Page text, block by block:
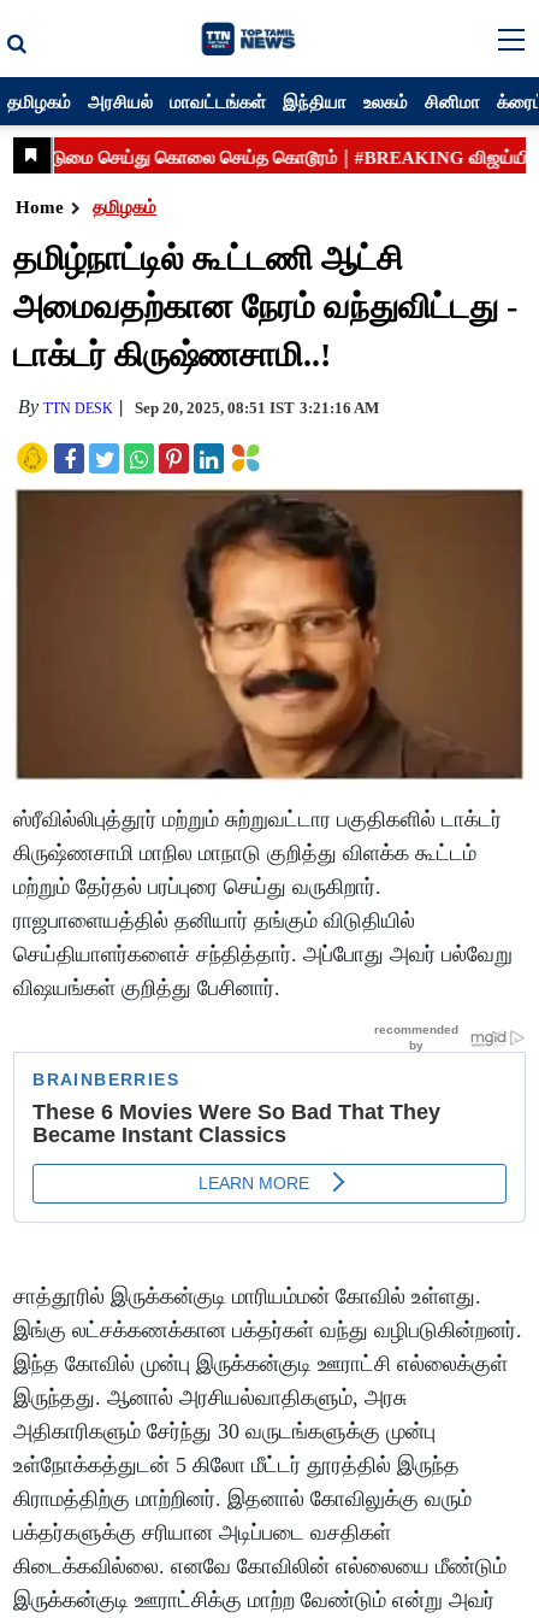
தமிழகம் அரசியல் மாவட்டங்கள் இந்தியா உலகம் சினிமா
Home தமிழகம்
தமிழ்நாட்டில் கூட்டணி ஆட்சி
அமைவதற்கான நேரம் வந்துவிட்டது -
டாக்டர் கிருஷ்ணசாமி..!
ByTTN DESK Sep 20, 2025, 08:51 IST 3:21:16 AM
ஸ்ரீவில்லிபுத்தூர் மற்றும் சுற்றுவட்டார பகுதிகளில் டாக்டர்
கிருஷ்ணசாமி மாநில மாநாடு குறித்து விளக்க கூட்டம்
மற்றும் தேர்தல் பரப்புரை செய்து வருகிறார்.
ராஜபாளையத்தில் தனியார் தங்கும் விடுதியில்
செய்தியாளர்களைச் சந்தித்தார். அப்போது அவர் பல்வேறு
விஷயங்கள் குறித்து பேசினார்.
சாத்தூரில் இருக்கன்குடி மாரியம்மன் கோவில் உள்ளது.
இங்கு லட்சக்கணக்கான பக்தர்கள் வந்து வழிபடுகின்றனர்.
இந்த கோவில் முன்பு இருக்கன்குடி ஊராட்சி எல்லைக்குள்
இருந்தது. ஆனால் அரசியல்வாதிகளும், அரசு
அதிகாரிகளும் சேர்ந்து 30 வருடங்களுக்கு முன்பு
உள்நோக்கத்துடன் 5 கிலோ மீட்டர் தூரத்தில் இருந்த
கிராமத்திற்கு மாற்றினர். இதனால் கோவிலுக்கு வரும்
பக்தர்களுக்கு சரியான அடிப்படை வசதிகள்
கிடைக்கவில்லை. எனவே கோவிலின் எல்லையை மீண்டும்
இருக்கன்குடி ஊராட்சிக்கு மாற்ற வேண்டும் என்று அவர்